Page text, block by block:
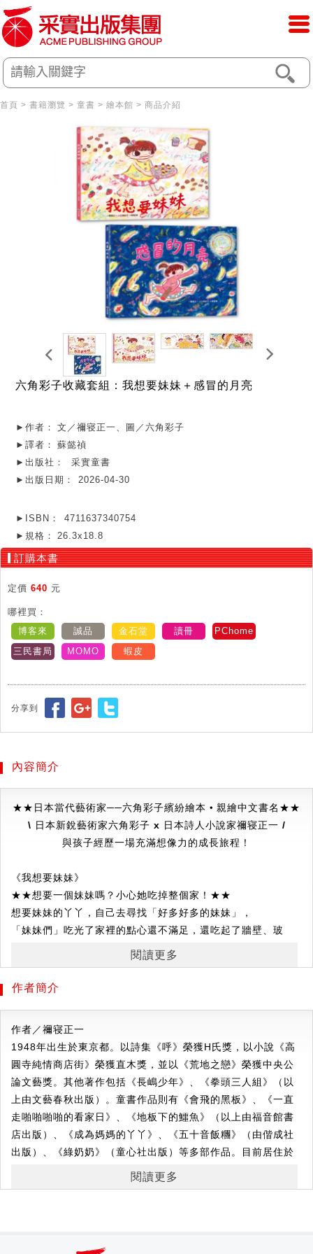
首頁 > 書籍瀏覽 > 童書 > 繪本館 > 商品介紹
六角彩子收藏套組：我想要妹妹＋感冒的月亮
►作者：
文／禰寝正一、圖／六角彩子
►譯者：
蘇懿禎
►出版社：
采實童書
►出版日期：
2026-04-30
►ISBN：
4711637340754
►規格：
26.3x18.8
訂購本書
定價 640 元
哪裡買：
博客來
誠品 金石堂 讀冊
PChome
三民書局
MOMO 蝦皮
分享到
內容簡介
★★ 日本當代藝術家──六角彩子繽紛繪本‧親繪中文書名★★
\ 日本新銳藝術家六角彩子 x 日本詩人小說家禰寝正一 /
與孩子經歷一場充滿想像力的成長旅程！
《我想要妹妹》
★★想要一個妹妹嗎？小心她吃掉整個家！★★
想要妹妹的丫丫，自己去尋找「好多好多的妹妹」，
「妹妹們」吃光了家裡的點心還不滿足，還吃起了牆壁、玻
丫丫一直很想擁有一個妹妹，但媽媽只是笑了笑不以為意。
於是她跑到公園，邀請正在玩耍的幾個女孩扮演自己的「妹
丫丫完全沉浸在當姐姐的喜悅之中。
然而，這些食量驚人的「妹妹們」
不僅把丫丫家的餅乾、布丁、麵包、番茄全部吃光，
甚至開始隨意品嚐家中各種東西……
《感冒的月亮》
今晚是滿月，可是月亮看起來有點不太對勁。
於是，丫丫跑上夜空階梯，發現月亮竟然發燒感冒了！
等到月亮完全降溫了，
閱讀更多
作者簡介
作者／禰寝正一
1948年出生於東京都。以詩集《呼》榮獲H氏獎，以小說《高
圓寺純情商店街》榮獲直木獎，並以《荒地之戀》榮獲中央公
論文藝獎。其他著作包括《長嶋少年》、《拳頭三人組》（以
上由文藝春秋出版）。童書作品則有《會飛的黑板》、《一直
走啪啪啪啪的看家日》、《地板下的鱷魚》（以上由福音館書
店出版）、《成為媽媽的丫丫》、《五十音飯糰》（由偕成社
出版）、《綠奶奶》（童心社出版）等多部作品。目前居住於
閱讀更多